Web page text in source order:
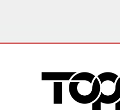
Federação abre inscrições
interessados em participar
Mineiro Feminino Sub-17
A Federação Mineira de Futebol